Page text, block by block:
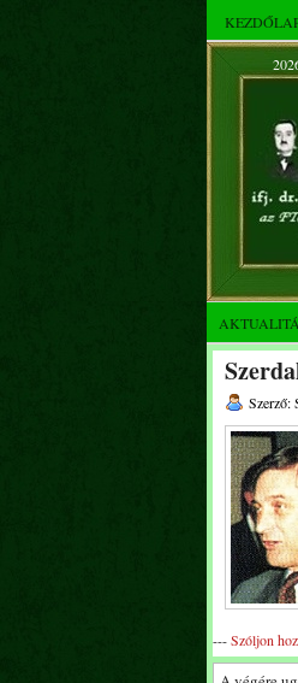
Szerző:
---Szóljon